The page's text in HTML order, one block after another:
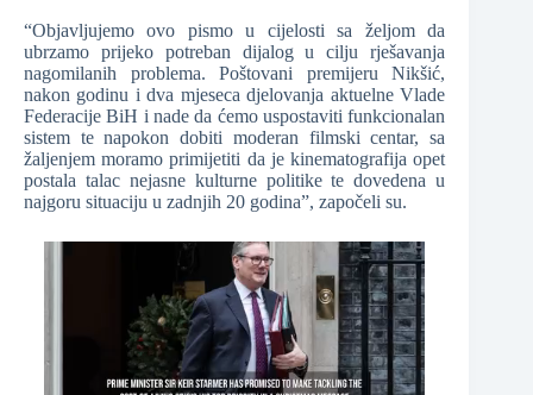
“Objavljujemo ovo pismo u cijelosti sa željom da
ubrzamo prijeko potreban dijalog u cilju rješavanja
nagomilanih problema. Poštovani premijeru Nikšić,
nakon godinu i dva mjeseca djelovanja aktuelne Vlade
Federacije BiH i nade da ćemo uspostaviti funkcionalan
sistem te napokon dobiti moderan filmski centar, sa
žaljenjem moramo primijetiti da je kinematografija opet
postala talac nejasne kulturne politike te dovedena u
najgoru situaciju u zadnjih 20 godina”, započeli su.